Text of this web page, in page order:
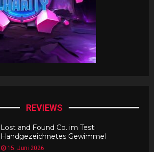
REVIEWS
Lost and Found Co. im Test:
Handgezeichnetes Gewimmel
15. Juni 2026